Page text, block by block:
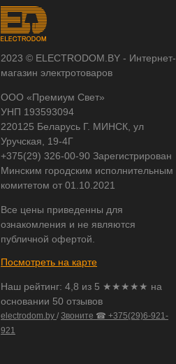
2023 © ELECTRODOM.BY - Интернет-
магазин электротоваров
ООО «Премиум Свет»
УНП 193593094
220125 Беларусь Г. МИНСК, ул
Уручская, 19-4Г
+375(29) 326-00-90 Зарегистрирован
Минским городским исполнительным
комитетом от 01.10.2021
Все цены приведенны для
ознакомления и не являются
публичной офертой.
Посмотреть на карте
Наш рейтинг: 4,8 из 5 ★★★★★ на
основании 50 отзывов
electrodom.by / Звоните ☎ +375(29)6-921-
921